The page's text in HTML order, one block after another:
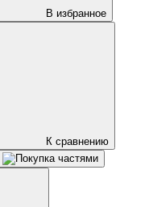
В избранное
К сравнению